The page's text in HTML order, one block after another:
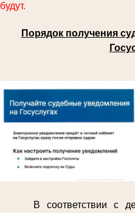
будут.
Порядок получения
В соответствии с